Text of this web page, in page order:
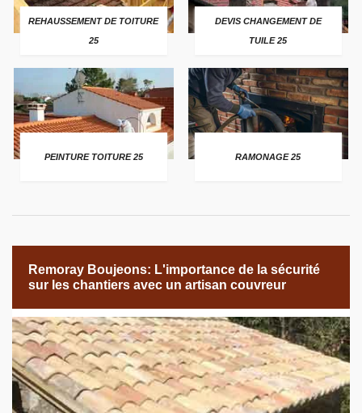
REHAUSSEMENT DE TOITURE
25
DEVIS CHANGEMENT DE
TUILE 25
PEINTURE TOITURE 25 RAMONAGE 25
Remoray Boujeons: L'importance de la sécurité
sur les chantiers avec un artisan couvreur